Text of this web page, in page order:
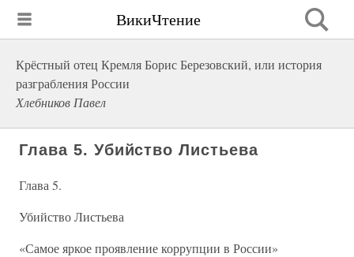
ВикиЧтение
Крёстный отец Кремля Борис Березовский, или история
разграбления России
Хлебников Павел
Глава 5. Убийство Листьева
Глава 5.
Убийство Листьева
«Самое яркое проявление коррупции в России»